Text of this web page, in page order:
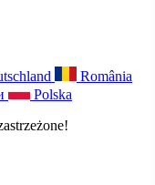
România
Polska